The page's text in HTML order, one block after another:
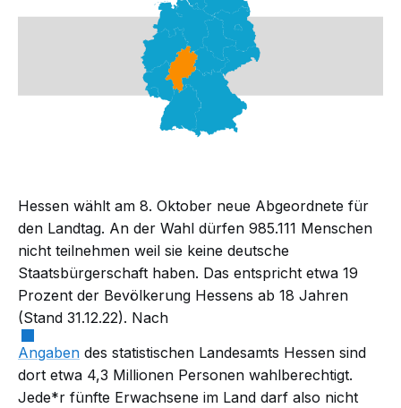
Hessen wählt am 8. Oktober neue Abgeordnete für
den Landtag. An der Wahl dürfen 985.111 Menschen
nicht teilnehmen weil sie keine deutsche
Staatsbürgerschaft haben. Das entspricht etwa 19
Prozent der Bevölkerung Hessens ab 18 Jahren
(Stand 31.12.22). Nach
Angaben des statistischen Landesamts Hessen sind
dort etwa 4,3 Millionen Personen wahlberechtigt.
Jede*r fünfte Erwachsene im Land darf also nicht